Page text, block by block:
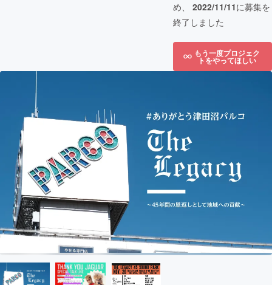
め、 2022/11/11に募集を
終了しました
もう一度プロジェク
トをやってほしい